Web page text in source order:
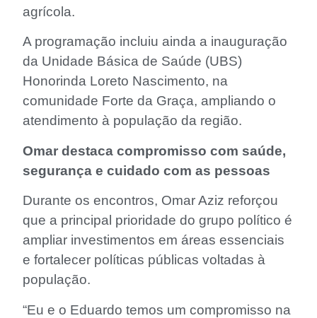
agrícola.
A programação incluiu ainda a inauguração
da Unidade Básica de Saúde (UBS)
Honorinda Loreto Nascimento, na
comunidade Forte da Graça, ampliando o
atendimento à população da região.
Omar destaca compromisso com saúde,
segurança e cuidado com as pessoas
Durante os encontros, Omar Aziz reforçou
que a principal prioridade do grupo político é
ampliar investimentos em áreas essenciais
e fortalecer políticas públicas voltadas à
população.
“Eu e o Eduardo temos um compromisso na